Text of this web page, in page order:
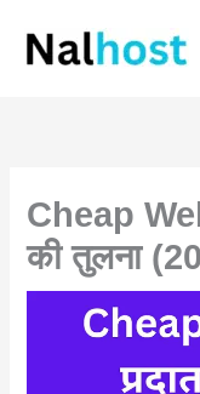
content
Cheap
की तुलना